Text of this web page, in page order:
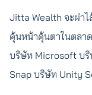
Jitta Wealth จะผ่า
คุ้นหน้าคุ้นตาในตลา
บริษัท Microsoft บ
Snap บริษัท Unity